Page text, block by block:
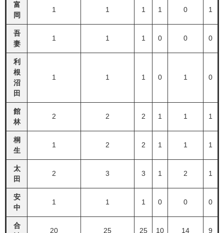
富
岡
1 1 1 1 0 1
吾
妻
1 1 1 0 0 0
利
根
沼
田
1 1 1 0 1 0
館
林
2 2 2 1 1 1
桐
生
1 2 2 1 1 1
太
田
2 3 3 1 2 1
安
中
1 1 1 0 0 0
合
20 25 25 10 14 9